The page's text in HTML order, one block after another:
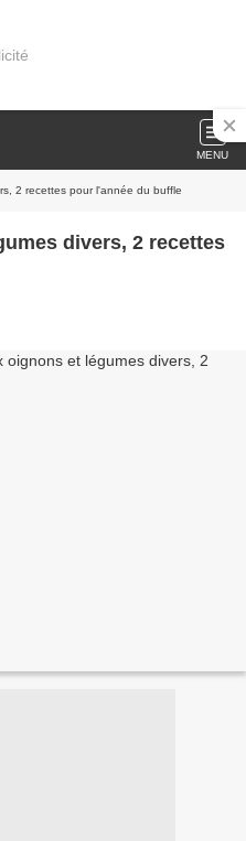
MENU
2 recettes pour l'année du buffle
divers, 2 recettes